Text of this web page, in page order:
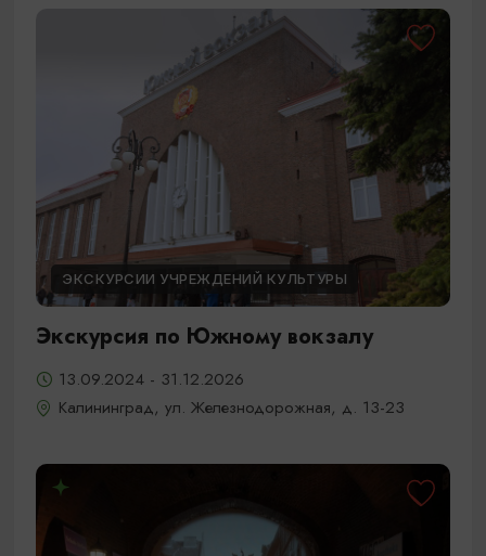
ЭКСКУРСИИ УЧРЕЖДЕНИЙ КУЛЬТУРЫ
Экскурсия по Южному вокзалу
13.09.2024 - 31.12.2026
Калининград, ул. Железнодорожная, д. 13-23